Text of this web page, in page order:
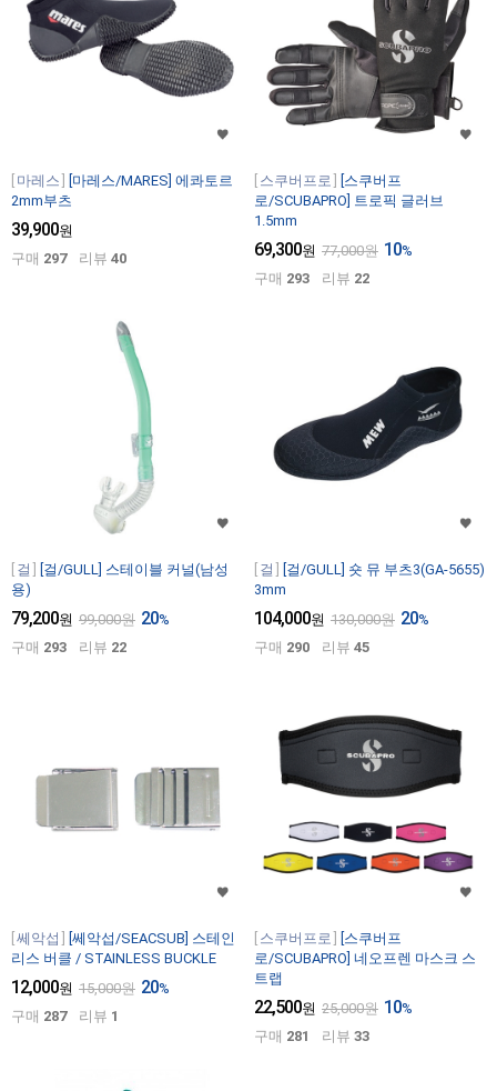
마레스
[마레스/MARES] 에콰토르
2mm부츠
39,900원
구매 297 리뷰 40
스쿠버프로
[스쿠버프
로/SCUBAPRO] 트로픽 글러브
1.5mm
69,300원 77,000원 10%
구매 293 리뷰 22
걸
[걸/GULL] 스테이블 커널(남성
용)
79,200원 99,000원 20%
구매 293 리뷰 22
걸
[걸/GULL] 숏 뮤 부츠3(GA-5655)
3mm
104,000원 130,000원 20%
구매 290 리뷰 45
쎄악섭
[쎄악섭/SEACSUB] 스테인
리스 버클 / STAINLESS BUCKLE
12,000원 15,000원 20%
구매 287 리뷰 1
스쿠버프로
[스쿠버프
로/SCUBAPRO] 네오프렌 마스크 스
트랩
22,500원 25,000원 10%
구매 281 리뷰 33